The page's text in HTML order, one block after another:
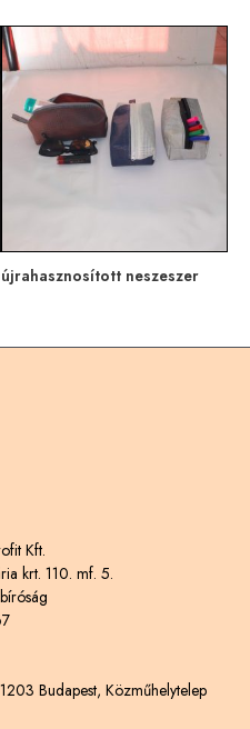
újrahasznosított neszeszer
Kft.
krt. 110. mf. 5.
Budapest, Közműhelytelep